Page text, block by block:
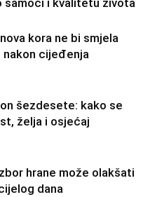
kora ne bi smjela
nakon cijeđenja
šezdesete: kako se
želja i osjećaj
hrane može olakšati
dana